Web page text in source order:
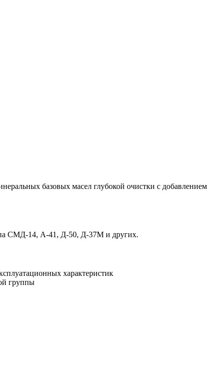
базовых масел глубокой очистки с добавлением
СМД-14, А-41, Д-50, Д-37М и других.
характеристик
группы